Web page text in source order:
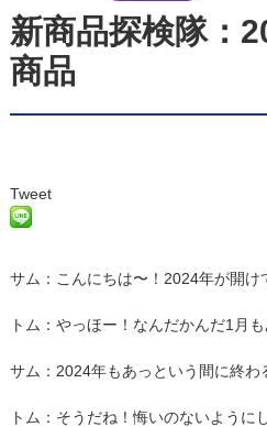
新商品探検隊：
商品
Tweet
サム：こんにちは〜！2024年が開け
トム：やっほー！なんだかんだ1月
サム：2024年もあっという間に終わ
トム：そうだね！悔いのないように